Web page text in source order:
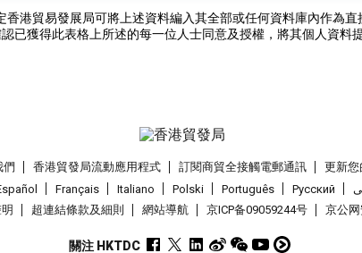
香港貿易發展局可將上述資料編入其全部或任何資料庫內作為
已獲得此表格上所述的每一位人士同意及授權，將其個人資料
們 香港貿發局流動應用程式 訂閱商貿全接觸電郵通訊 更新
Français Italiano Polski Português Pусский
超連結條款及細則 網站導航 京ICP备09059244号 京公
關注 HKTDC